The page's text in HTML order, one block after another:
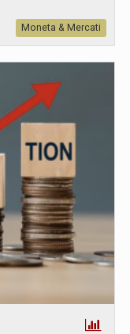
Moneta & Mercati